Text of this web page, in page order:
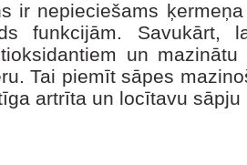
ir nepieciešams
funkcijām. Savukārt,
un
Tai piemīt sāpes
artrīta un locītavu sāpju